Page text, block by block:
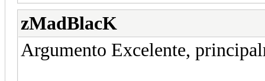
zMadBlacK
Argumento Excelente,